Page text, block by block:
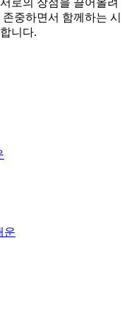
로의 장점을 끌어올려
중하면서 함께하는 시
니다.
운